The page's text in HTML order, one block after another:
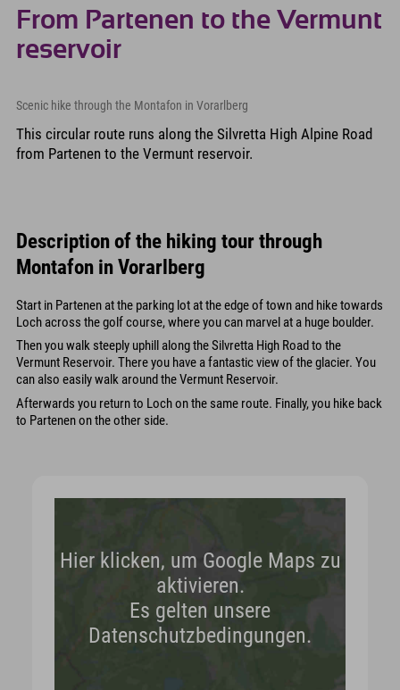
From Partenen to the Vermunt
reservoir
Scenic hike through the Montafon in Vorarlberg
This circular route runs along the Silvretta High Alpine Road
from Partenen to the Vermunt reservoir.
Description of the hiking tour through
Montafon in Vorarlberg
Start in Partenen at the parking lot at the edge of town and hike towards
Loch across the golf course, where you can marvel at a huge boulder.
Then you walk steeply uphill along the Silvretta High Road to the
Vermunt Reservoir. There you have a fantastic view of the glacier. You
can also easily walk around the Vermunt Reservoir.
Afterwards you return to Loch on the same route. Finally, you hike back
to Partenen on the other side.
Hier klicken, um Google Maps zu
aktivieren.
Es gelten unsere
Datenschutzbedingungen.